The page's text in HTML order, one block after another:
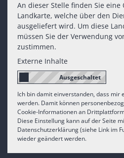
An dieser Stelle finden Sie eine
Landkarte, welche über den
ausgeliefert wird. Um diese
müssen Sie der Verwendung
zustimmen.
Externe Inhalte
Ich bin damit einverstanden, dass mir
werden. Damit können
Cookie-Informationen an
Diese Einstellung kann auf der Seite
Datenschutzerklärung (siehe Link im
wieder geändert werden.